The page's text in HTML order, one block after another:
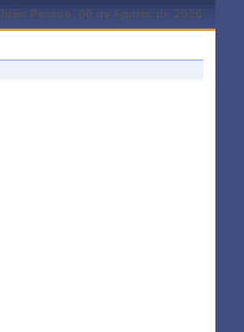
João Pessoa, 06 de Agosto de 2026